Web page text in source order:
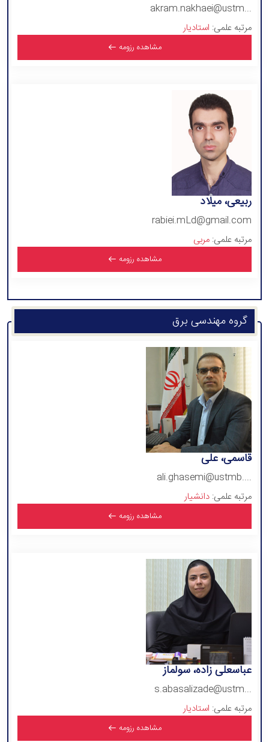
akram.nakhaei@ustm...
مرتبه علمی: استادیار
مشاهده رزومه
ربیعی، میلاد
rabiei.mLd@gmail.com
مرتبه علمی: مربی
مشاهده رزومه
گروه مهندسی برق
قاسمی، علی
ali.ghasemi@ustmb....
مرتبه علمی: دانشیار
مشاهده رزومه
عباسعلی زاده، سولماز
s.abasalizade@ustm...
مرتبه علمی: استادیار
مشاهده رزومه